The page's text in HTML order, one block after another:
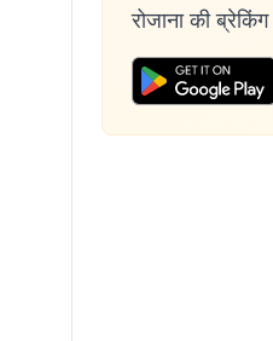
रोजाना की ब्रेकिंग